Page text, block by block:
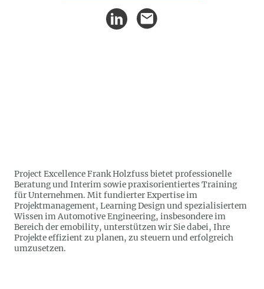
Project Excellence Frank Holzfuss bietet professionelle
Beratung und Interim sowie praxisorientiertes Training
für Unternehmen. Mit fundierter Expertise im
Projektmanagement, Learning Design und spezialisiertem
Wissen im Automotive Engineering, insbesondere im
Bereich der emobility, unterstützen wir Sie dabei, Ihre
Projekte effizient zu planen, zu steuern und erfolgreich
umzusetzen.